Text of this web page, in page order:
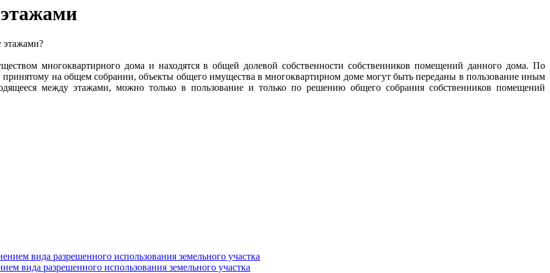
этажами?
многоквартирного дома и находятся в общей долевой собственности собственников помещений данного дома. По
на общем собрании, объекты общего имущества в многоквартирном доме могут быть переданы в пользование иным
между этажами, можно только в пользование и только по решению общего собрания собственников помещений
вида разрешенного использования земельного участка